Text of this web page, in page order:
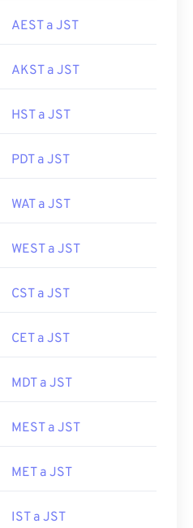
AEST a JST
AKST a JST
HST a JST
PDT a JST
WAT a JST
WEST a JST
CST a JST
CET a JST
MDT a JST
MEST a JST
MET a JST
IST a JST